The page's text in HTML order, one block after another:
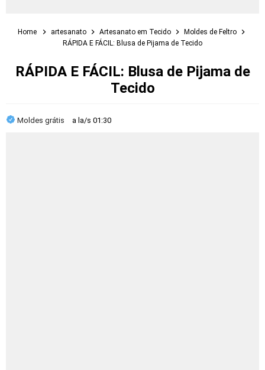
Home artesanato Artesanato em Tecido
Moldes de Feltro
RÁPIDA E FÁCIL: Blusa de Pijama de Tecido
RÁPIDA E FÁCIL: Blusa de Pijama de
Tecido
Moldes grátis a la/s 01:30